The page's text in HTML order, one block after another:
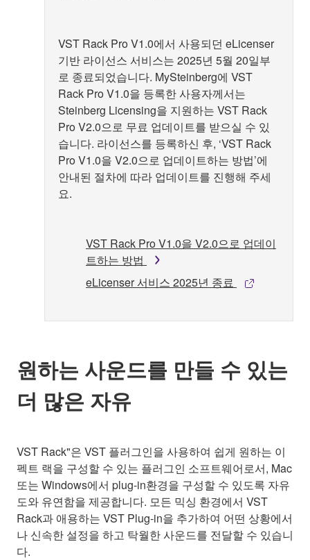
VST Rack Pro V1.0에서 사용되던 eLicenser
기반 라이선스 서비스는 2025년 5월 20일부
로 종료되었습니다. MySteinberg에 VST
Rack Pro V1.0을 등록한 사용자께서는
Steinberg Licensing을 지원하는 VST Rack
Pro V2.0으로 무료 업데이트를 받으실 수 있
습니다. 라이선스를 등록하신 후, ‘VST Rack
Pro V1.0을 V2.0으로 업데이트하는 방법’에
안내된 절차에 따라 업데이트를 진행해 주세
요.
VST Rack Pro V1.0을 V2.0으로 업데이
트하는 방법
eLicenser 서비스 2025년 종료
원하는 사운드를 만들 수 있는
더 많은 자유
VST Rack"은 VST 플러그인을 사용하여 쉽게 원하는 이
펙트 랙을 구성할 수 있는 플러그인 소프트웨어로서, Mac
또는 Windows에서 plug-in환경을 구성할 수 있도록 자유
도와 유연함을 제공합니다. 모든 믹싱 환경에서 VST
Rack과 애용하는 VST Plug-in을 추가하여 어떤 상황에서
나 신속한 설정을 하고 탁월한 사운드를 전달할 수 있습니
다.